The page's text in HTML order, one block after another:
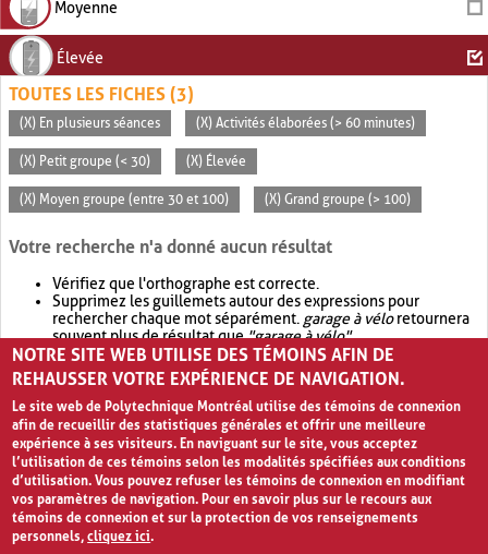
Moyenne
Élevée
TOUTES LES FICHES (3)
(X) En plusieurs séances (X) Activités élaborées (> 60 minutes)
(X) Petit groupe (< 30) (X) Élevée
(X) Moyen groupe (entre 30 et 100) (X) Grand groupe (> 100)
Votre recherche n'a donné aucun résultat
Vérifiez que l'orthographe est correcte.
Supprimez les guillemets autour des expressions pour
rechercher chaque mot séparément. garage à véloretournera
souvent plus de résultat que"garage à vélo".
Envisagez d'élargir votre recherche avec OR.garage OR vélo
retournera souvent plus de résultat quegarage à vélo
NOTRE SITE WEB UTILISE DES TÉMOINS AFIN DE
REHAUSSER VOTRE EXPÉRIENCE DE NAVIGATION.
Le site web de Polytechnique Montréal utilise des témoins de connexion
afin de recueillir des statistiques générales et offrir une meilleure
expérience à ses visiteurs. En naviguant sur le site, vous acceptez
l’utilisation de ces témoins selon les modalités spécifiées aux conditions
d’utilisation. Vous pouvez refuser les témoins de connexion en modifiant
vos paramètres de navigation. Pour en savoir plus sur le recours aux
témoins de connexion et sur la protection de vos renseignements
personnels,cliquez ici.